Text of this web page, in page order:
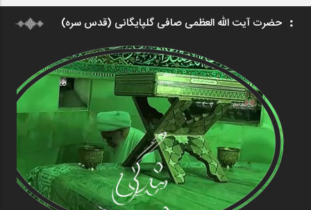
حضرت آیت الله العظمی صافی گلپایگانی (قدس سره)